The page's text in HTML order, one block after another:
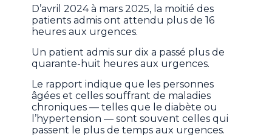
D’avril 2024 à mars 2025, la moitié des
patients admis ont attendu plus de 16
heures aux urgences.
Un patient admis sur dix a passé plus de
quarante-huit heures aux urgences.
Le rapport indique que les personnes
âgées et celles souffrant de maladies
chroniques — telles que le diabète ou
l’hypertension — sont souvent celles qui
passent le plus de temps aux urgences.